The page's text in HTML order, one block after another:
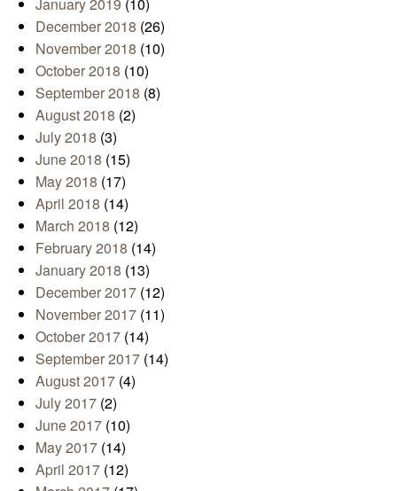
January 2019 (10)
December 2018 (26)
November 2018 (10)
October 2018 (10)
September 2018 (8)
August 2018 (2)
July 2018 (3)
June 2018 (15)
May 2018 (17)
April 2018 (14)
March 2018 (12)
February 2018 (14)
January 2018 (13)
December 2017 (12)
November 2017 (11)
October 2017 (14)
September 2017 (14)
August 2017 (4)
July 2017 (2)
June 2017 (10)
May 2017 (14)
April 2017 (12)